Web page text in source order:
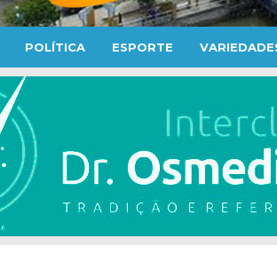
POLÍTICA ESPORTE